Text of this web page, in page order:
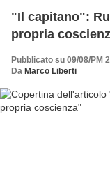
"Il capitano":
propria
Pubblicato su 09/08/PM
Da Marco Liberti